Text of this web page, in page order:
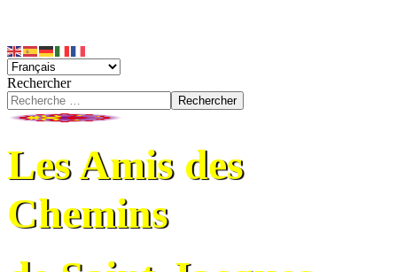
Rechercher
Rechercher
Les Amis des
Chemins